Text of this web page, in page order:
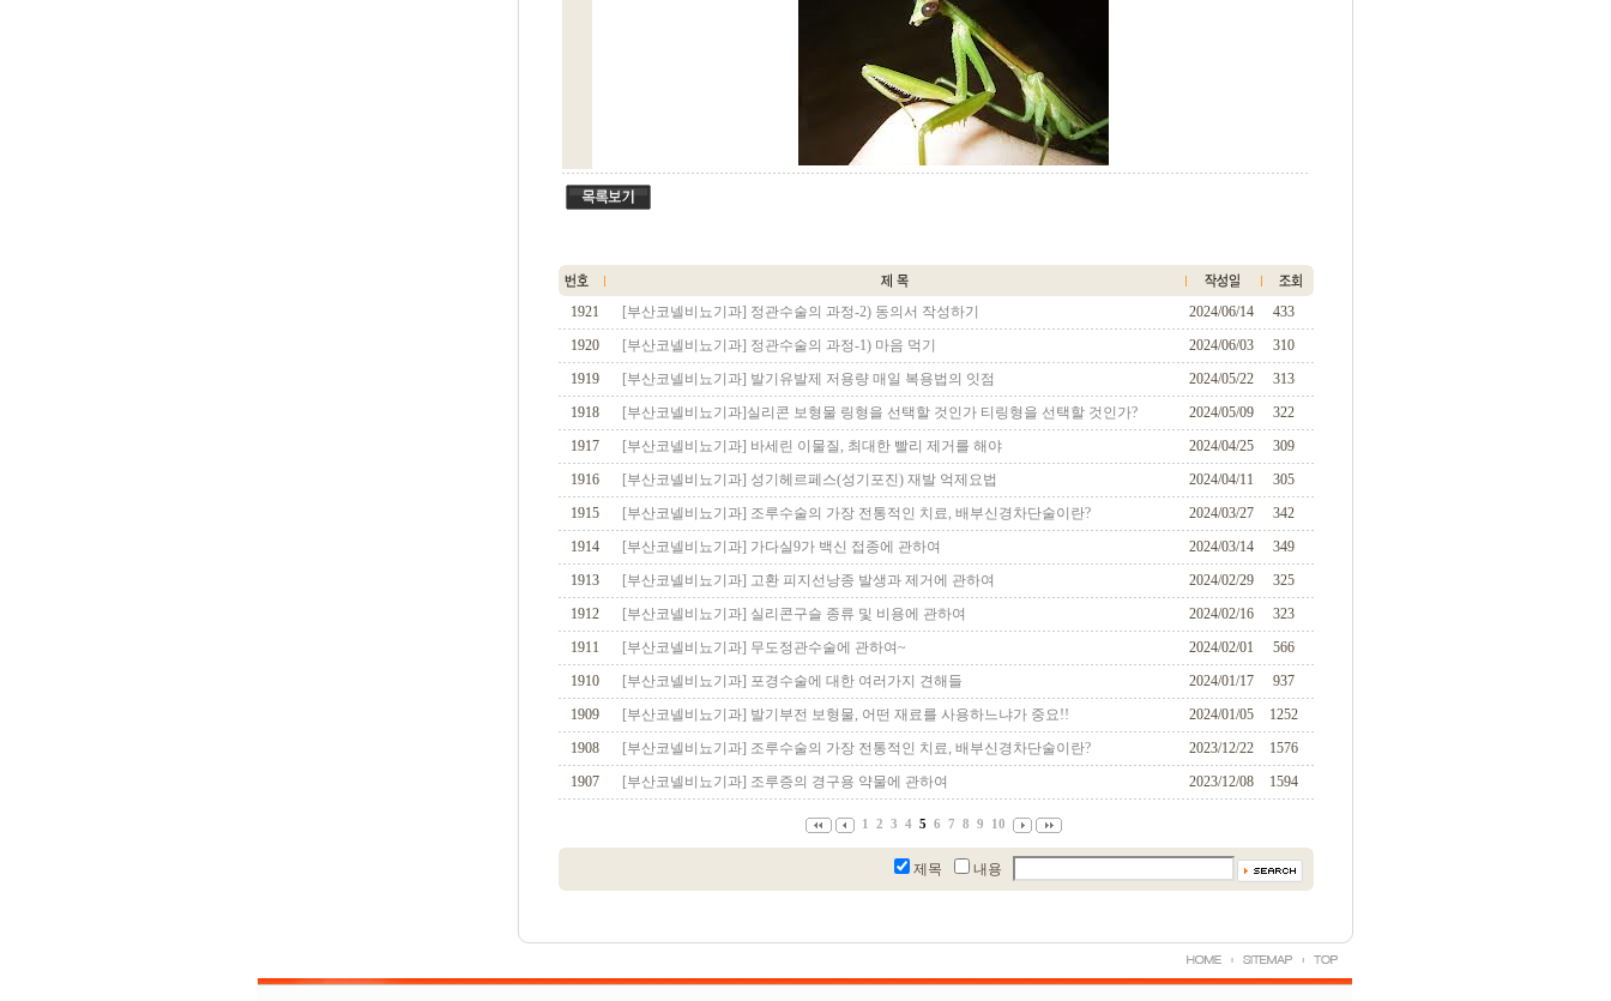
1921 [부산코넬비뇨기과] 정관수술의 과정-2) 동의서 작성하기 2024/06/14
433
1920
[부산코넬비뇨기과] 정관수술의 과정-1) 마음 먹기 2024/06/03
310
1919
[부산코넬비뇨기과] 발기유발제 저용량 매일 복용법의 잇점 2024/05/22
313
1918
[부산코넬비뇨기과]실리콘 보형물 링형을 선택할 것인가 티링형을 선택할 것인가? 2024/05/09
322
1917
[부산코넬비뇨기과] 바세린 이물질, 최대한 빨리 제거를 해야 2024/04/25
309
1916
[부산코넬비뇨기과] 성기헤르페스(성기포진) 재발 억제요법 2024/04/11
305
1915
[부산코넬비뇨기과] 조루수술의 가장 전통적인 치료, 배부신경차단술이란? 2024/03/27
342
1914
[부산코넬비뇨기과] 가다실9가 백신 접종에 관하여 2024/03/14
349
1913
[부산코넬비뇨기과] 고환 피지선낭종 발생과 제거에 관하여 2024/02/29
325
1912
[부산코넬비뇨기과] 실리콘구슬 종류 및 비용에 관하여 2024/02/16
323
1911
[부산코넬비뇨기과] 무도정관수술에 관하여~ 2024/02/01
566
1910
[부산코넬비뇨기과] 포경수술에 대한 여러가지 견해들 2024/01/17
937
1909
[부산코넬비뇨기과] 발기부전 보형물, 어떤 재료를 사용하느냐가 중요!! 2024/01/05
1252
1908
[부산코넬비뇨기과] 조루수술의 가장 전통적인 치료, 배부신경차단술이란? 2023/12/22
1576
1907
[부산코넬비뇨기과] 조루증의 경구용 약물에 관하여 2023/12/08 1594
1 2 3 4 5 6 7 8 9 10
제목 내용